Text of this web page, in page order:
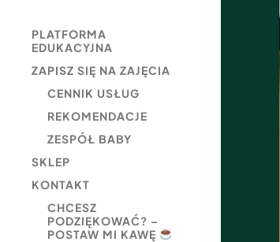
PLATFORMA
EDUKACYJNA
ZAPISZ SIĘ NA ZAJĘCIA
CENNIK USŁUG
REKOMENDACJE
ZESPÓŁ BABY
SKLEP
KONTAKT
CHCESZ
PODZIĘKOWAĆ? –
POSTAW MI KAWĘ